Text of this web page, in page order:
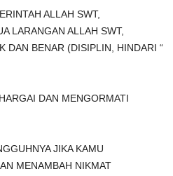
ALLAH SWT,
ALLAH SWT,
BENAR (DISIPLIN, HINDARI “
DAN MENGORMATI
JIKA KAMU
MENAMBAH NIKMAT